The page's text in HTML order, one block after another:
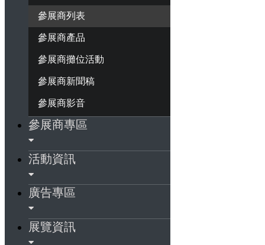
參展商列表
參展商產品
參展商攤位活動
參展商新聞稿
參展商影音
參展商專區
活動資訊
廣告專區
展覽資訊